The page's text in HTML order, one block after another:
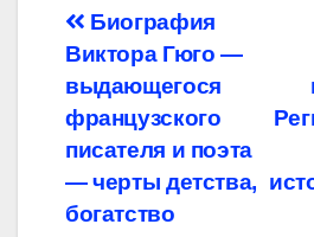
Навигация
по
записям
Биография
Виктора Гюго —
выдающегося
французского
писателя и поэта
— черты детства,
богатство